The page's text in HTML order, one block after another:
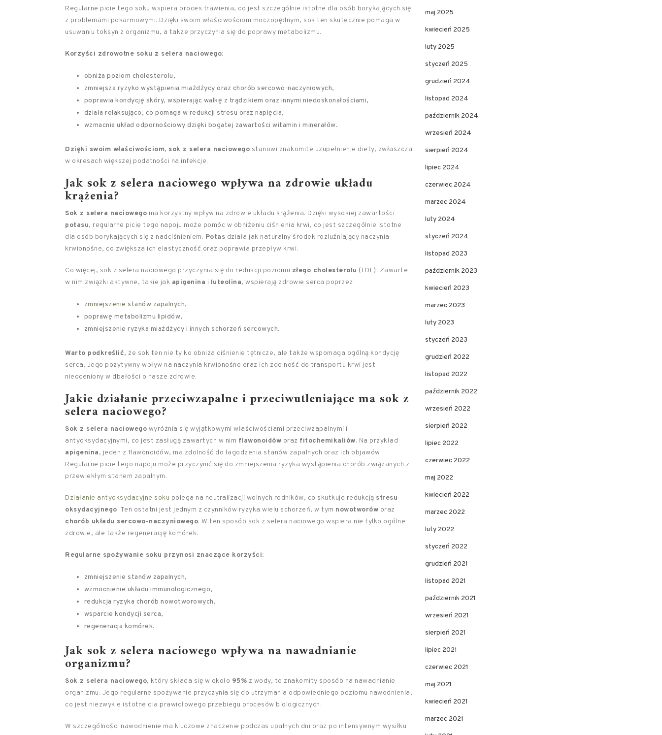
Regularne picie tego soku wspiera proces trawienia, co jest szczególnie istotne dla osób borykających się
z problemami pokarmowymi. Dzięki swoim właściwościom moczopędnym, sok ten skutecznie pomaga w
usuwaniu toksyn z organizmu, a także przyczynia się do poprawy metabolizmu.
Korzyści zdrowotne soku z selera naciowego:
obniża poziom cholesterolu,
zmniejsza ryzyko wystąpienia miażdżycy oraz chorób sercowo-naczyniowych,
poprawia kondycję skóry, wspierając walkę z trądzikiem oraz innymi niedoskonałościami,
działa relaksująco, co pomaga w redukcji stresu oraz napięcia,
wzmacnia układ odpornościowy dzięki bogatej zawartości witamin i minerałów.
Dzięki swoim właściwościom, sok z selera naciowego stanowi znakomite uzupełnienie diety, zwłaszcza
w okresach większej podatności na infekcje.
Jak sok z selera naciowego wpływa na zdrowie układu
krążenia?
Sok z selera naciowego ma korzystny wpływ na zdrowie układu krążenia. Dzięki wysokiej zawartości
potasu, regularne picie tego napoju może pomóc w obniżeniu ciśnienia krwi, co jest szczególnie istotne
dla osób borykających się z nadciśnieniem. Potas działa jak naturalny środek rozluźniający naczynia
krwionośne, co zwiększa ich elastyczność oraz poprawia przepływ krwi.
Co więcej, sok z selera naciowego przyczynia się do redukcji poziomu złego cholesterolu (LDL). Zawarte
w nim związki aktywne, takie jak apigenina i luteolina, wspierają zdrowie serca poprzez:
zmniejszenie stanów zapalnych,
poprawę metabolizmu lipidów,
zmniejszenie ryzyka miażdżycy i innych schorzeń sercowych.
Warto podkreślić, że sok ten nie tylko obniża ciśnienie tętnicze, ale także wspomaga ogólną kondycję
serca. Jego pozytywny wpływ na naczynia krwionośne oraz ich zdolność do transportu krwi jest
nieoceniony w dbałości o nasze zdrowie.
Jakie działanie przeciwzapalne i przeciwutleniające ma sok z
selera naciowego?
Sok z selera naciowego wyróżnia się wyjątkowymi właściwościami przeciwzapalnymi i
antyoksydacyjnymi, co jest zasługą zawartych w nim flawonoidów oraz fitochemikaliów. Na przykład
apigenina, jeden z flawonoidów, ma zdolność do łagodzenia stanów zapalnych oraz ich objawów.
Regularne picie tego napoju może przyczynić się do zmniejszenia ryzyka wystąpienia chorób związanych z
przewlekłym stanem zapalnym.
Działanie antyoksydacyjne soku polega na neutralizacji wolnych rodników, co skutkuje redukcją stresu
oksydacyjnego. Ten ostatni jest jednym z czynników ryzyka wielu schorzeń, w tym nowotworów oraz
chorób układu sercowo-naczyniowego. W ten sposób sok z selera naciowego wspiera nie tylko ogólne
zdrowie, ale także regenerację komórek.
Regularne spożywanie soku przynosi znaczące korzyści:
zmniejszenie stanów zapalnych,
wzmocnienie układu immunologicznego,
redukcja ryzyka chorób nowotworowych,
wsparcie kondycji serca,
regeneracja komórek.
Jak sok z selera naciowego wpływa na nawadnianie
organizmu?
Sok z selera naciowego, który składa się w około 95% z wody, to znakomity sposób na nawadnianie
organizmu. Jego regularne spożywanie przyczynia się do utrzymania odpowiedniego poziomu nawodnienia,
co jest niezwykle istotne dla prawidłowego przebiegu procesów biologicznych.
W szczególności nawodnienie ma kluczowe znaczenie podczas upalnych dni oraz po intensywnym wysiłku
maj 2025
kwiecień 2025
luty 2025
styczeń 2025
grudzień 2024
listopad 2024
październik 2024
wrzesień 2024
sierpień 2024
lipiec 2024
czerwiec 2024
marzec 2024
luty 2024
styczeń 2024
listopad 2023
październik 2023
kwiecień 2023
marzec 2023
luty 2023
styczeń 2023
grudzień 2022
listopad 2022
październik 2022
wrzesień 2022
sierpień 2022
lipiec 2022
czerwiec 2022
maj 2022
kwiecień 2022
marzec 2022
luty 2022
styczeń 2022
grudzień 2021
listopad 2021
październik 2021
wrzesień 2021
sierpień 2021
lipiec 2021
czerwiec 2021
maj 2021
kwiecień 2021
marzec 2021